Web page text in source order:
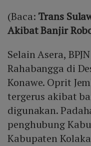
(Baca: Trans
Akibat Banjir
Selain Asera,
Rahabangga di
Konawe. Oprit
tergerus akibat
digunakan.
penghubung
Kabupaten